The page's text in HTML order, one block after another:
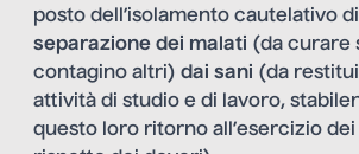
posto dell’isolamento cautelativo
separazione dei malati (da curare
contagino altri) dai sani (da
attività di studio e di lavoro,
questo loro ritorno all’esercizio dei